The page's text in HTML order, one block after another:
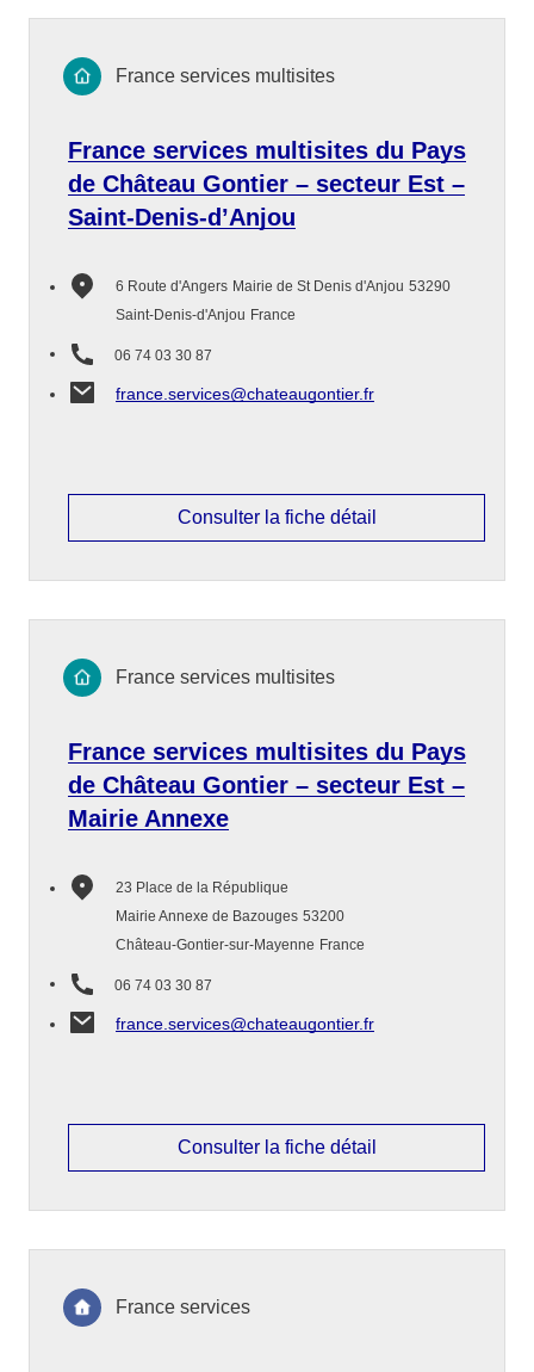
France services multisites du Pays
de Château Gontier – secteur Est –
Saint-Denis-d’Anjou
6 Route d'Angers Mairie de St Denis d'Anjou 53290
Saint-Denis-d'Anjou France
06 74 03 30 87
france.services@chateaugontier.fr
France services multisites
Consulter la fiche détail
France services multisites du Pays
de Château Gontier – secteur Est –
Mairie Annexe
23 Place de la République
Mairie Annexe de Bazouges 53200
Château-Gontier-sur-Mayenne France
06 74 03 30 87
france.services@chateaugontier.fr
France services multisites
Consulter la fiche détail
France services